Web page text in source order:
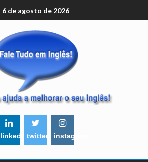
6 de agosto de 2026
linkedintwitter instagram